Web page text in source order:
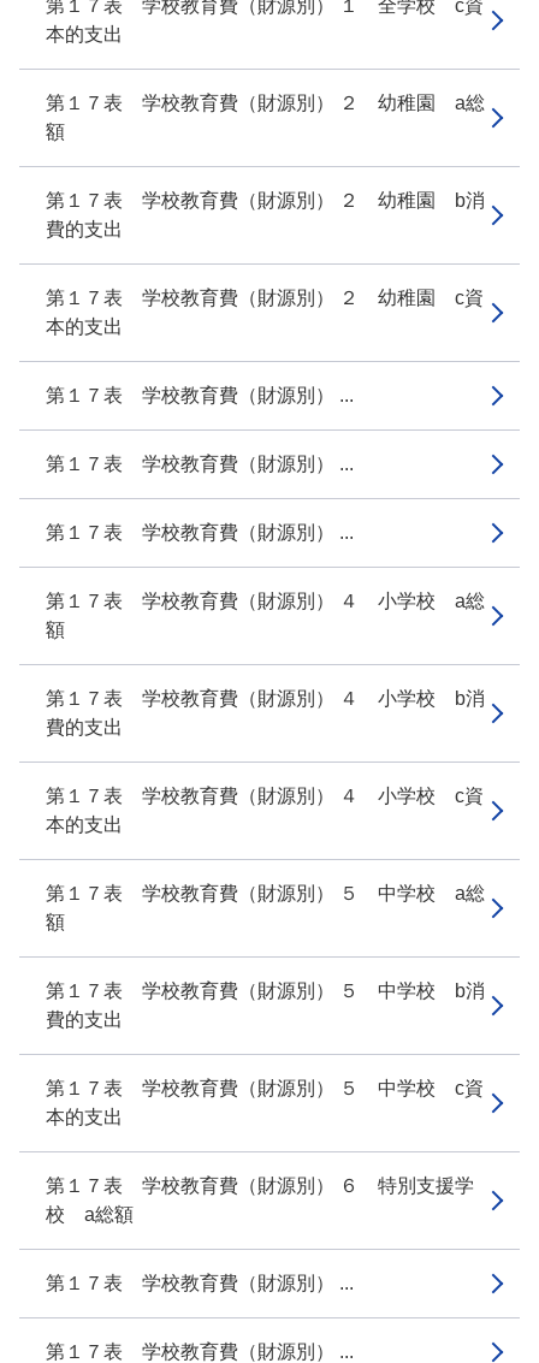
第１７表 学校教育費（財源別） １ 全学校 c資
本的支出
第１７表 学校教育費（財源別） ２ 幼稚園 a総
額
第１７表 学校教育費（財源別） ２ 幼稚園 b消
費的支出
第１７表 学校教育費（財源別） ２ 幼稚園 c資
本的支出
第１７表 学校教育費（財源別） ...
第１７表 学校教育費（財源別） ...
第１７表 学校教育費（財源別） ...
第１７表 学校教育費（財源別） ４ 小学校 a総
額
第１７表 学校教育費（財源別） ４ 小学校 b消
費的支出
第１７表 学校教育費（財源別） ４ 小学校 c資
本的支出
第１７表 学校教育費（財源別） ５ 中学校 a総
額
第１７表 学校教育費（財源別） ５ 中学校 b消
費的支出
第１７表 学校教育費（財源別） ５ 中学校 c資
本的支出
第１７表 学校教育費（財源別） ６ 特別支援学
校 a総額
第１７表 学校教育費（財源別） ...
第１７表 学校教育費（財源別） ...